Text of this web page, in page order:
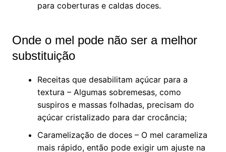
para coberturas e caldas doces.
Onde o mel pode não ser a melhor
substituição
Receitas que desabilitam açúcar para a
textura – Algumas sobremesas, como
suspiros e massas folhadas, precisam do
açúcar cristalizado para dar crocância;
Caramelização de doces – O mel carameliza
mais rápido, então pode exigir um ajuste na